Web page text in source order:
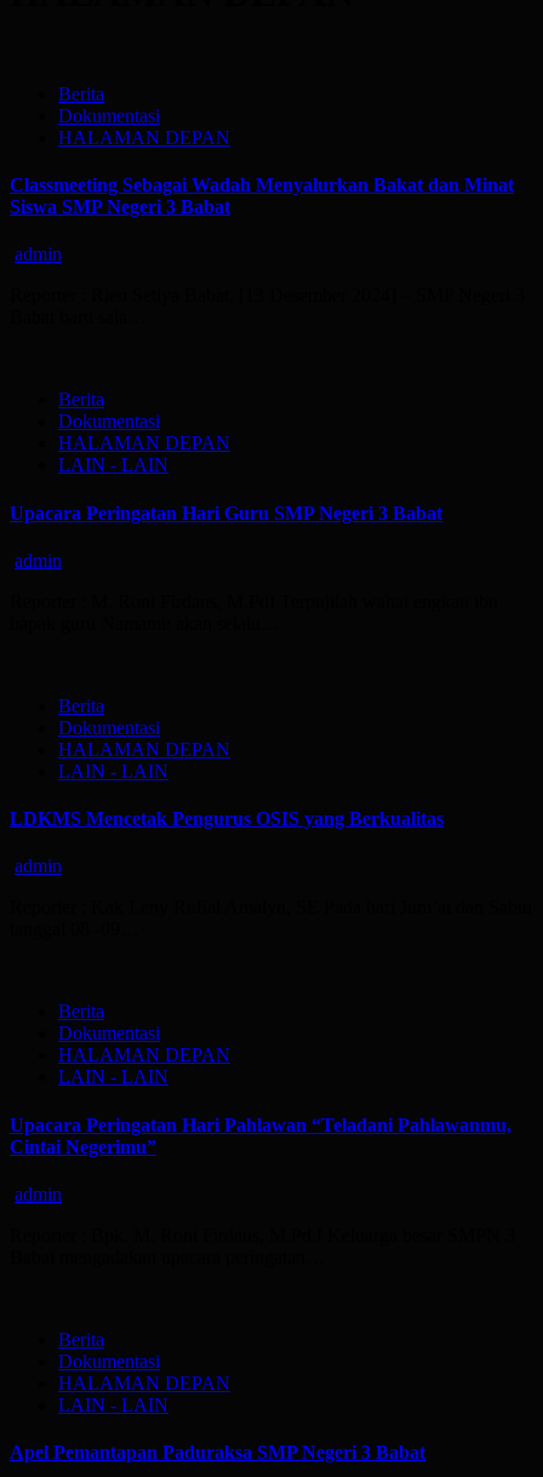
Berita
Dokumentasi
HALAMAN DEPAN
Classmeeting Sebagai Wadah Menyalurkan Bakat dan Minat
Siswa SMP Negeri 3 Babat
admin
Berita
Dokumentasi
HALAMAN DEPAN
LAIN - LAIN
Upacara Peringatan Hari Guru SMP Negeri 3 Babat
admin
Berita
Dokumentasi
HALAMAN DEPAN
LAIN - LAIN
LDKMS Mencetak Pengurus OSIS yang Berkualitas
admin
Berita
Dokumentasi
HALAMAN DEPAN
LAIN - LAIN
Upacara Peringatan Hari Pahlawan “Teladani Pahlawanmu,
Cintai Negerimu”
admin
Berita
Dokumentasi
HALAMAN DEPAN
LAIN - LAIN
Apel Pemantapan Paduraksa SMP Negeri 3 Babat